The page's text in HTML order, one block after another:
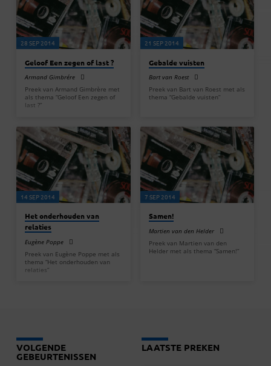
VAN
SEPTEMBER
2014
28 SEP 2014
Geloof Een zegen of last ?
Armand Gimbrére
Preek van Armand Gimbrère met
als thema “Geloof Een zegen of
last ?”
21 SEP 2014
Gebalde vuisten
Bart van Roest
Preek van Bart van Roest met als
thema “Gebalde vuisten”
14 SEP 2014
Het onderhouden van
relaties
Eugène Poppe
Preek van Eugène Poppe met als
thema “Het onderhouden van
relaties”
7 SEP 2014
Samen!
Martien van den Helder
Preek van Martien van den
Helder met als thema “Samen!”
VOLGENDE
GEBEURTENISSEN
LAATSTE PREKEN